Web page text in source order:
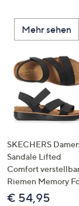
Mehr sehen
SKECHERS
Sandale Lifted
Comfort
Riemen Memory
€ 54,95